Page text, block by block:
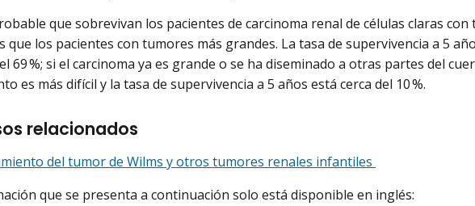
que sobrevivan los pacientes de carcinoma renal de células claras con
que los pacientes con tumores más grandes. La tasa de supervivencia a 5
69 %; si el carcinoma ya es grande o se ha diseminado a otras partes del
es más difícil y la tasa de supervivencia a 5 años está cerca del 10 %.
relacionados
del tumor de Wilms y otros tumores renales infantiles
que se presenta a continuación solo está disponible en inglés: